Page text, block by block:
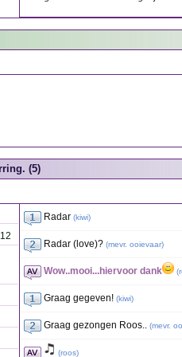
(5)
Radar (kiwi)
Radar (love)? (mevr. ooievaar)
Wow..mooi...hiervoor dank (
Graag gegeven! (kiwi)
Graag gezongen Roos.. (mevr.
(roos)